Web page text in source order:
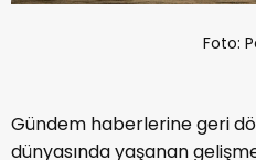
Foto:
Gündem haberlerine geri
dünyasında yaşanan